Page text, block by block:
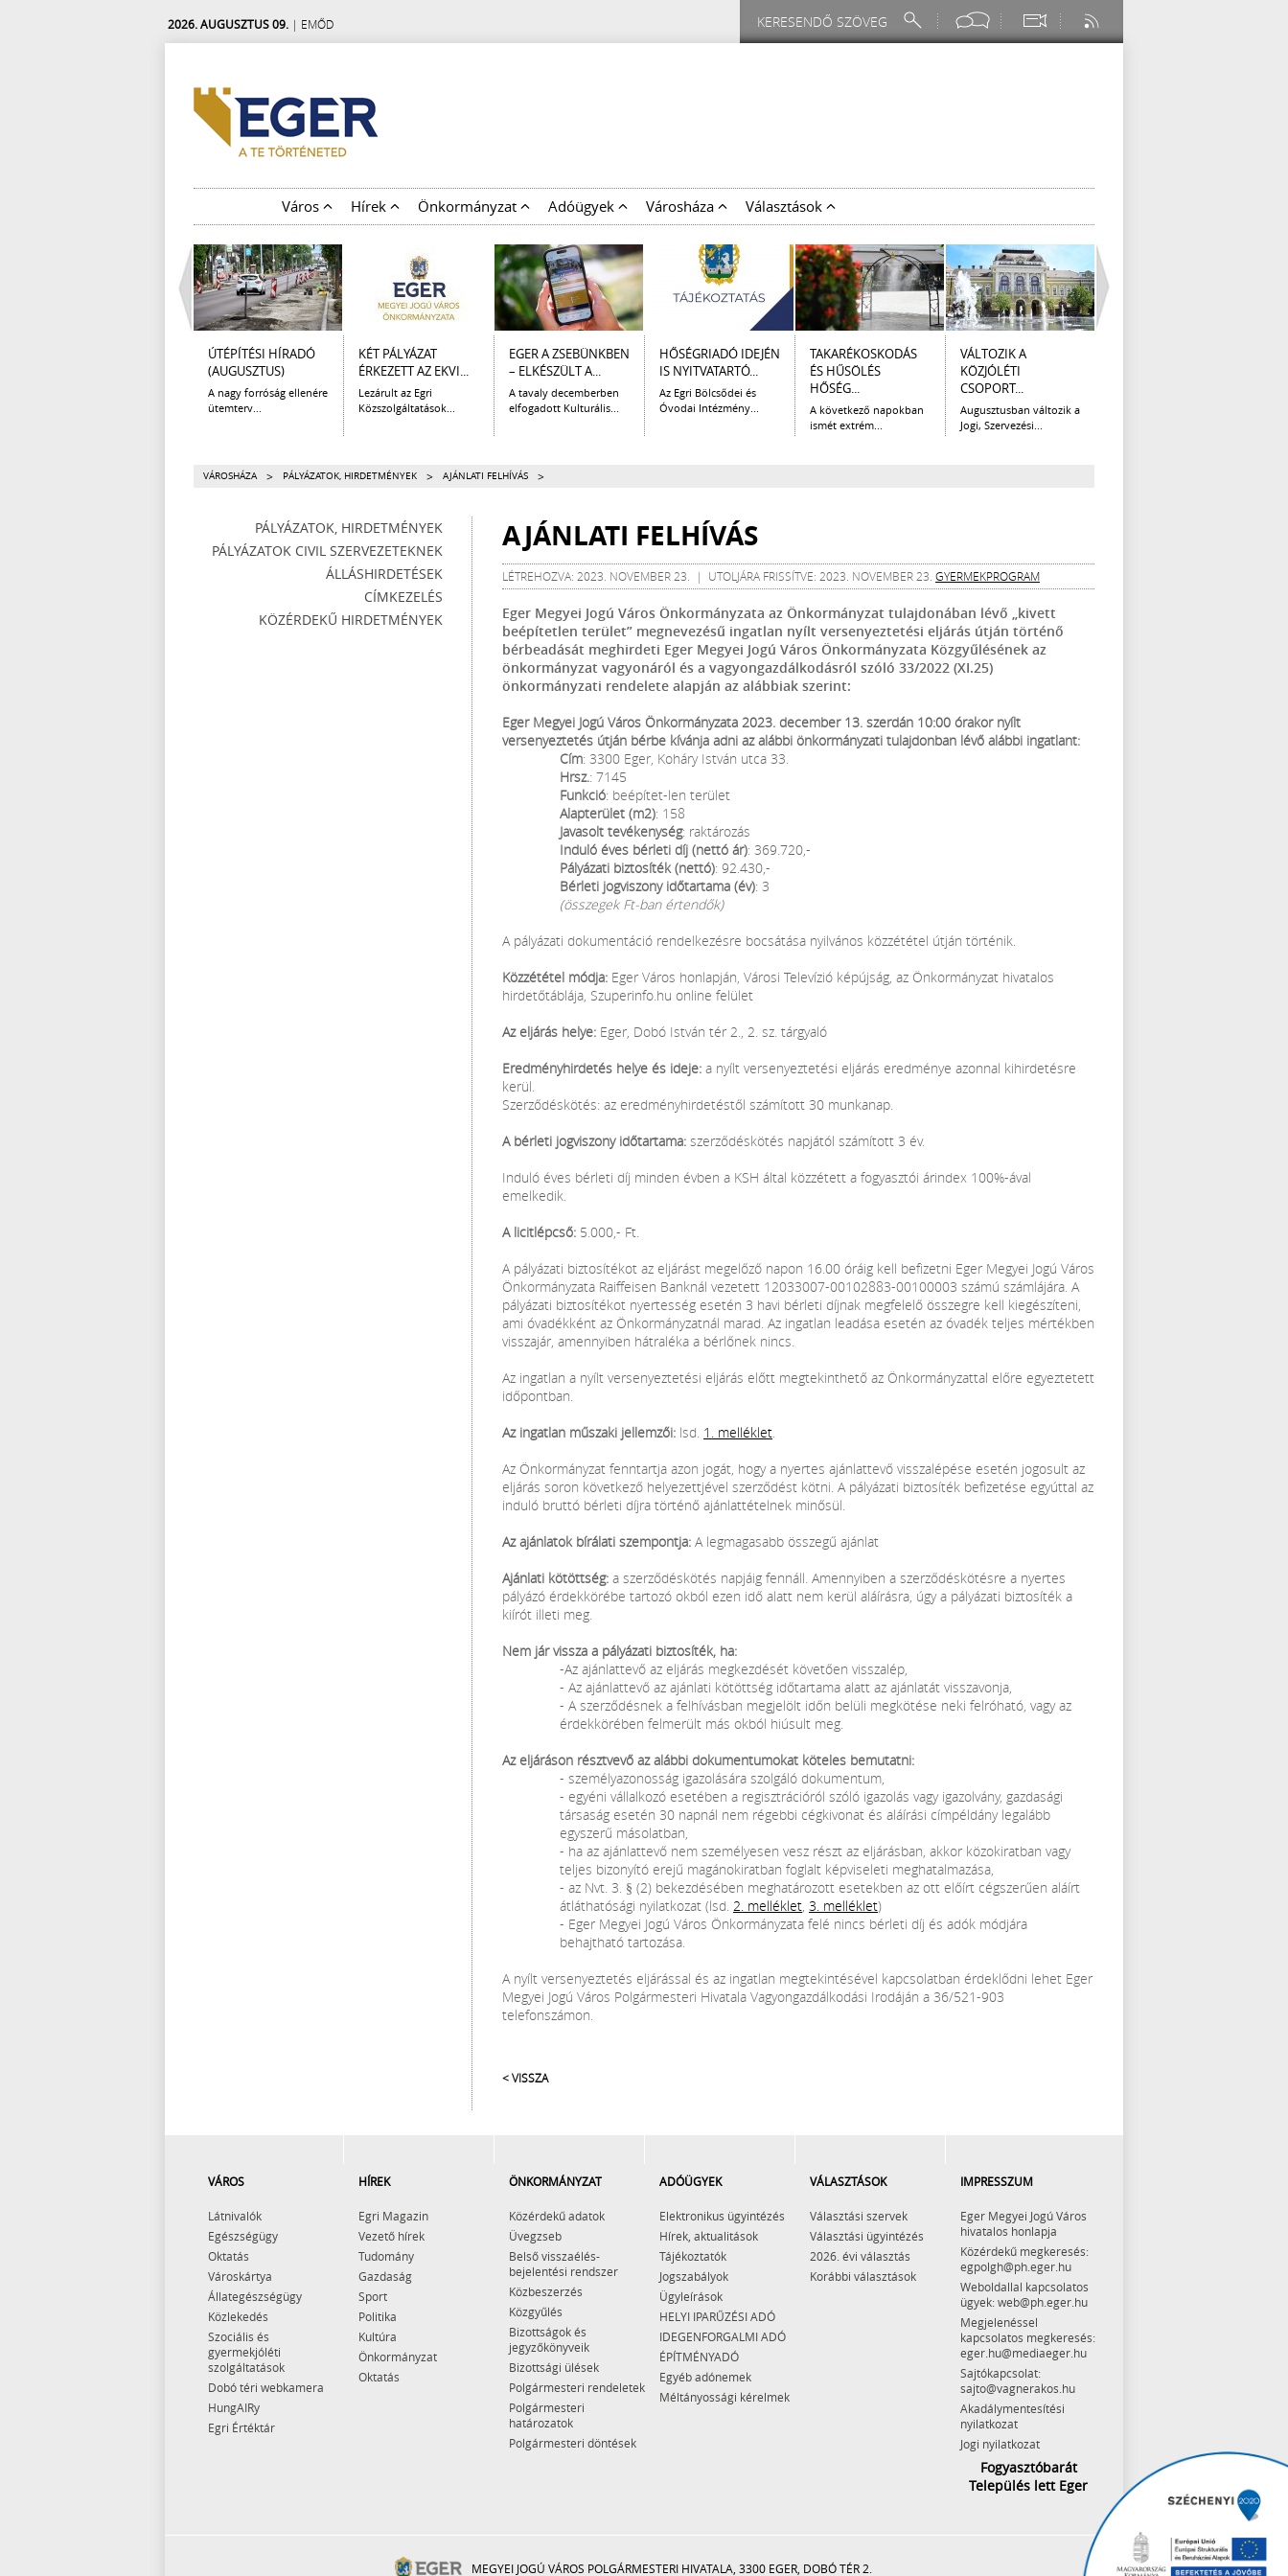
2026. AUGUSZTUS 09. | EMŐD
Város Hírek Önkormányzat Adóügyek Városháza Választások
ÚTÉPÍTÉSI HÍRADÓ
(AUGUSZTUS)
A nagy forróság ellenére
ütemterv...
KÉT PÁLYÁZAT
ÉRKEZETT AZ EKVI...
Lezárult az Egri
Közszolgáltatások...
EGER A ZSEBÜNKBEN
– ELKÉSZÜLT A...
A tavaly decemberben
elfogadott Kulturális...
HŐSÉGRIADÓ IDEJÉN
IS NYITVATARTÓ...
Az Egri Bölcsődei és
Óvodai Intézmény...
TAKARÉKOSKODÁS
ÉS HŰSÖLÉS
HŐSÉG...
A következő napokban
ismét extrém...
VÁLTOZIK A
KÖZJÓLÉTI
CSOPORT...
Augusztusban változik a
Jogi, Szervezési...
VÁROSHÁZA > PÁLYÁZATOK, HIRDETMÉNYEK > AJÁNLATI FELHÍVÁS >
PÁLYÁZATOK, HIRDETMÉNYEK
PÁLYÁZATOK CIVIL SZERVEZETEKNEK
ÁLLÁSHIRDETÉSEK
CÍMKEZELÉS
KÖZÉRDEKŰ HIRDETMÉNYEK
AJÁNLATI FELHÍVÁS
LÉTREHOZVA: 2023. NOVEMBER 23. | UTOLJÁRA FRISSÍTVE: 2023. NOVEMBER 23. GYERMEKPROGRAM
Eger Megyei Jogú Város Önkormányzata az Önkormányzat tulajdonában lévő „kivett
beépítetlen terület” megnevezésű ingatlan nyílt versenyeztetési eljárás útján történő
bérbeadását meghirdeti Eger Megyei Jogú Város Önkormányzata Közgyűlésének az
önkormányzat vagyonáról és a vagyongazdálkodásról szóló 33/2022 (XI.25)
önkormányzati rendelete alapján az alábbiak szerint:
Eger Megyei Jogú Város Önkormányzata 2023. december 13. szerdán 10:00 órakor nyílt
versenyeztetés útján bérbe kívánja adni az alábbi önkormányzati tulajdonban lévő alábbi ingatlant:
Cím: 3300 Eger, Koháry István utca 33.
Hrsz.: 7145
Funkció: beépítet-len terület
Alapterület (m2): 158
Javasolt tevékenység: raktározás
Induló éves bérleti díj (nettó ár): 369.720,-
Pályázati biztosíték (nettó): 92.430,-
Bérleti jogviszony időtartama (év): 3
(összegek Ft-ban értendők)
A pályázati dokumentáció rendelkezésre bocsátása nyilvános közzététel útján történik.
Közzététel módja: Eger Város honlapján, Városi Televízió képújság, az Önkormányzat hivatalos
hirdetőtáblája, Szuperinfo.hu online felület
Az eljárás helye: Eger, Dobó István tér 2., 2. sz. tárgyaló
Eredményhirdetés helye és ideje: a nyílt versenyeztetési eljárás eredménye azonnal kihirdetésre
kerül.
Szerződéskötés: az eredményhirdetéstől számított 30 munkanap.
A bérleti jogviszony időtartama: szerződéskötés napjától számított 3 év.
Induló éves bérleti díj minden évben a KSH által közzétett a fogyasztói árindex 100%-ával
emelkedik.
A licitlépcső: 5.000,- Ft.
A pályázati biztosítékot az eljárást megelőző napon 16.00 óráig kell befizetni Eger Megyei Jogú Város
Önkormányzata Raiffeisen Banknál vezetett 12033007-00102883-00100003 számú számlájára. A
pályázati biztosítékot nyertesség esetén 3 havi bérleti díjnak megfelelő összegre kell kiegészíteni,
ami óvadékként az Önkormányzatnál marad. Az ingatlan leadása esetén az óvadék teljes mértékben
visszajár, amennyiben hátraléka a bérlőnek nincs.
Az ingatlan a nyílt versenyeztetési eljárás előtt megtekinthető az Önkormányzattal előre egyeztetett
időpontban.
Az ingatlan műszaki jellemzői: lsd. 1. melléklet.
Az Önkormányzat fenntartja azon jogát, hogy a nyertes ajánlattevő visszalépése esetén jogosult az
eljárás soron következő helyezettjével szerződést kötni. A pályázati biztosíték befizetése egyúttal az
induló bruttó bérleti díjra történő ajánlattételnek minősül.
Az ajánlatok bírálati szempontja: A legmagasabb összegű ajánlat
Ajánlati kötöttség: a szerződéskötés napjáig fennáll. Amennyiben a szerződéskötésre a nyertes
pályázó érdekkörébe tartozó okból ezen idő alatt nem kerül aláírásra, úgy a pályázati biztosíték a
kiírót illeti meg.
Nem jár vissza a pályázati biztosíték, ha:
-Az ajánlattevő az eljárás megkezdését követően visszalép,
- Az ajánlattevő az ajánlati kötöttség időtartama alatt az ajánlatát visszavonja,
- A szerződésnek a felhívásban megjelölt időn belüli megkötése neki felróható, vagy az
érdekkörében felmerült más okból hiúsult meg.
Az eljáráson résztvevő az alábbi dokumentumokat köteles bemutatni:
- személyazonosság igazolására szolgáló dokumentum,
- egyéni vállalkozó esetében a regisztrációról szóló igazolás vagy igazolvány, gazdasági
társaság esetén 30 napnál nem régebbi cégkivonat és aláírási címpéldány legalább
egyszerű másolatban,
- ha az ajánlattevő nem személyesen vesz részt az eljárásban, akkor közokiratban vagy
teljes bizonyító erejű magánokiratban foglalt képviseleti meghatalmazása,
- az Nvt. 3. § (2) bekezdésében meghatározott esetekben az ott előírt cégszerűen aláírt
átláthatósági nyilatkozat (lsd. 2. melléklet, 3. melléklet)
- Eger Megyei Jogú Város Önkormányzata felé nincs bérleti díj és adók módjára
behajtható tartozása.
A nyílt versenyeztetés eljárással és az ingatlan megtekintésével kapcsolatban érdeklődni lehet Eger
Megyei Jogú Város Polgármesteri Hivatala Vagyongazdálkodási Irodáján a 36/521-903
telefonszámon.
< VISSZA
VÁROS
Látnivalók
Egészségügy
Oktatás
Városkártya
Állategészségügy
Közlekedés
Szociális és
gyermekjóléti
szolgáltatások
Dobó téri webkamera
HungAIRy
Egri Értéktár
HÍREK
Egri Magazin
Vezető hírek
Tudomány
Gazdaság
Sport
Politika
Kultúra
Önkormányzat
Oktatás
ÖNKORMÁNYZAT
Közérdekű adatok
Üvegzseb
Belső visszaélés-
bejelentési rendszer
Közbeszerzés
Közgyűlés
Bizottságok és
jegyzőkönyveik
Bizottsági ülések
Polgármesteri rendeletek
Polgármesteri
határozatok
Polgármesteri döntések
ADÓÜGYEK
Elektronikus ügyintézés
Hírek, aktualitások
Tájékoztatók
Jogszabályok
Ügyleírások
HELYI IPARŰZÉSI ADÓ
IDEGENFORGALMI ADÓ
ÉPÍTMÉNYADÓ
Egyéb adónemek
Méltányossági kérelmek
VÁLASZTÁSOK
Választási szervek
Választási ügyintézés
2026. évi választás
Korábbi választások
IMPRESSZUM
Eger Megyei Jogú Város
hivatalos honlapja
Közérdekű megkeresés:
egpolgh@ph.eger.hu
Weboldallal kapcsolatos
ügyek: web@ph.eger.hu
Megjelenéssel
kapcsolatos megkeresés:
eger.hu@mediaeger.hu
Sajtókapcsolat:
sajto@vagnerakos.hu
Akadálymentesítési
nyilatkozat
Jogi nyilatkozat
Fogyasztóbarát
Település lett Eger
MEGYEI JOGÚ VÁROS POLGÁRMESTERI HIVATALA, 3300 EGER, DOBÓ TÉR 2.